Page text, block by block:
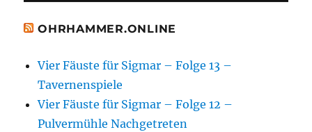
OHRHAMMER.ONLINE
Vier Fäuste für Sigmar – Folge 13 –
Tavernenspiele
Vier Fäuste für Sigmar – Folge 12 –
Pulvermühle Nachgetreten